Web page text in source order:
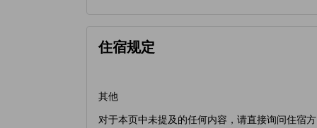
住宿规定
其他
对于本页中未提及的任何内容，请直接询问住宿